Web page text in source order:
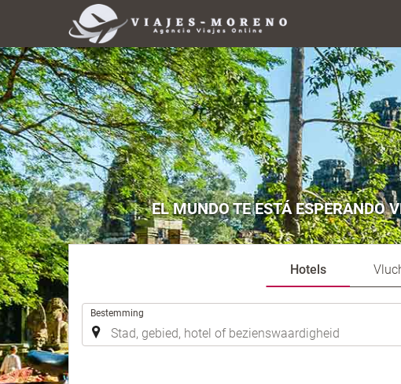
EL MUNDO TE ESTÁ
Hotels
Bestemming